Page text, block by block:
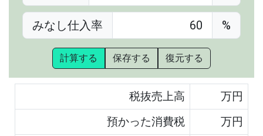
みなし仕入率 %
計算する 保存する 復元する
税抜売上高
万円
預かった消費税
万円